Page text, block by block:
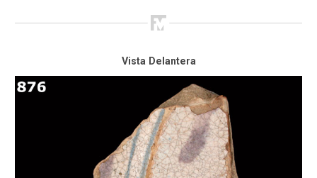
Vista Delantera